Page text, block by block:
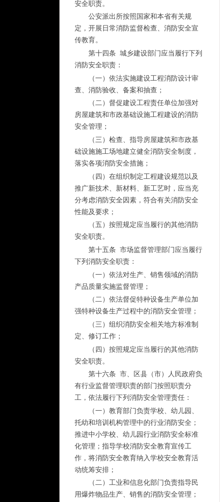
安全职责。
公安派出所按照国家和本省有关规
定，开展日常消防监督检查、消防安全宣
传教育。
第十四条 城乡建设部门应当履行下列
消防安全职责：
（一）依法实施建设工程消防设计审
查、消防验收、备案和抽查；
（二）督促建设工程责任单位加强对
房屋建筑和市政基础设施工程建设的消防
安全管理；
（三）检查、指导房屋建筑和市政基
础设施施工场地建立健全消防安全制度，
落实各项消防安全措施；
（四）在组织制定工程建设规范以及
推广新技术、新材料、新工艺时，应当充
分考虑消防安全因素，符合有关消防安全
性能及要求；
（五）按照规定应当履行的其他消防
安全职责。
第十五条 市场监督管理部门应当履行
下列消防安全职责：
（一）依法对生产、销售领域的消防
产品质量实施监督管理；
（二）依法督促特种设备生产单位加
强特种设备生产过程中的消防安全管理；
（三）组织消防安全相关地方标准制
定、修订工作；
（四）按照规定应当履行的其他消防
安全职责。
第十六条 市、区县（市）人民政府负
有行业监督管理职责的部门按照职责分
工，依法履行下列消防安全管理责任：
（一）教育部门负责学校、幼儿园、
托幼和培训机构管理中的行业消防安全；
推进中小学校、幼儿园行业消防安全标准
化管理；指导学校消防安全教育宣传工
作，将消防安全教育纳入学校安全教育活
动统筹安排；
（二）工业和信息化部门负责指导民
用爆炸物品生产、销售的消防安全管理；